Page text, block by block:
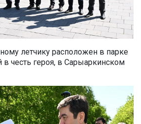
летчику расположен в парке
в честь героя, в Сарыаркинском